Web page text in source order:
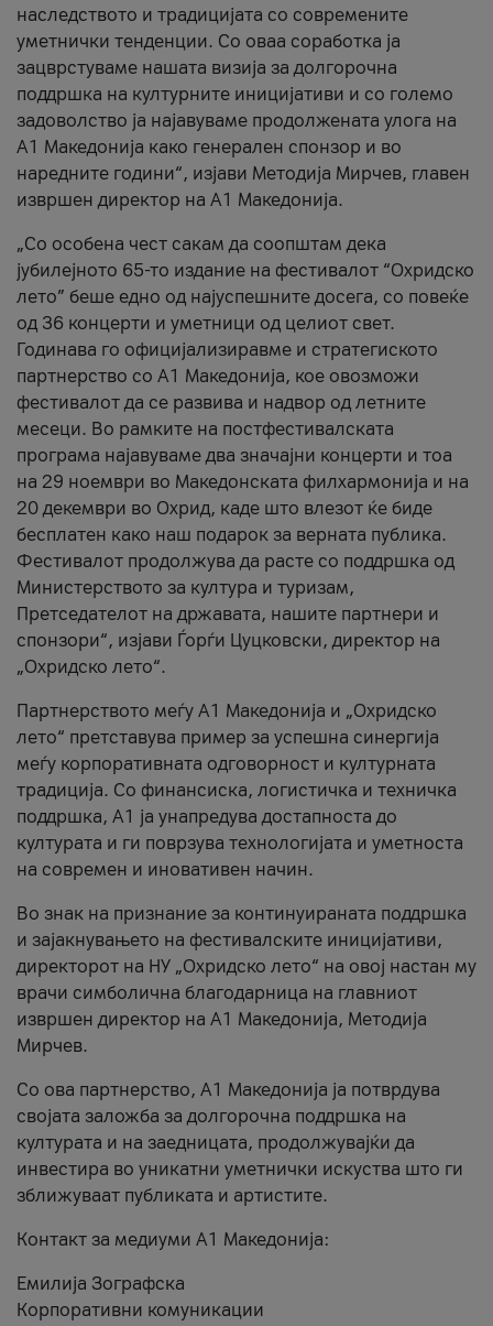
наследството и традицијата со современите
уметнички тенденции. Со оваа соработка ја
зацврстуваме нашата визија за долгорочна
поддршка на културните иницијативи и со големо
задоволство ја најавуваме продолжената улога на
A1 Македонија како генерален спонзор и во
наредните години“, изјави Методија Мирчев, главен
извршен директор на A1 Македонија.
„Со особена чест сакам да соопштам дека
јубилејното 65-то издание на фестивалот “Охридско
лето” беше едно од најуспешните досега, со повеќе
од 36 концерти и уметници од целиот свет.
Годинава го официјализиравме и стратегиското
партнерство со А1 Македонија, кое овозможи
фестивалот да се развива и надвор од летните
месеци. Во рамките на постфестивалската
програма најавуваме два значајни концерти и тоа
на 29 ноември во Македонската филхармонија и на
20 декември во Охрид, каде што влезот ќе биде
бесплатен како наш подарок за верната публика.
Фестивалот продолжува да расте со поддршка од
Министерството за култура и туризам,
Претседателот на државата, нашите партнери и
спонзори“, изјави Ѓорѓи Цуцковски, директор на
„Охридско лето“.
Партнерството меѓу A1 Македонија и „Охридско
лето“ претставува пример за успешна синергија
меѓу корпоративната одговорност и културната
традиција. Со финансиска, логистичка и техничка
поддршка, A1 ја унапредува достапноста до
културата и ги поврзува технологијата и уметноста
на современ и иновативен начин.
Во знак на признание за континуираната поддршка
и зајакнувањето на фестивалските иницијативи,
директорот на НУ „Охридско лето“ на овој настан му
врачи симболична благодарница на главниот
извршен директор на A1 Македонија, Методија
Мирчев.
Со ова партнерство, A1 Македонија ја потврдува
својата заложба за долгорочна поддршка на
културата и на заедницата, продолжувајќи да
инвестира во уникатни уметнички искуства што ги
зближуваат публиката и артистите.
Контакт за медиуми А1 Македонија:
Емилија Зографска
Корпоративни комуникации